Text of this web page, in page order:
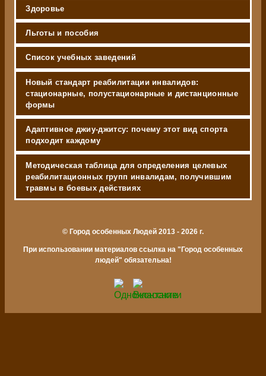
Здоровье
Льготы и пособия
Список учебных заведений
Новый стандарт реабилитации инвалидов:
стационарные, полустационарные и дистанционные
формы
Адаптивное джиу-джитсу: почему этот вид спорта
подходит каждому
Методическая таблица для определения целевых
реабилитационных групп инвалидам, получившим
травмы в боевых действиях
© Город особенных Людей 2013 - 2026 г.
При использовании материалов ссылка на "Город особенных
людей" обязательна!